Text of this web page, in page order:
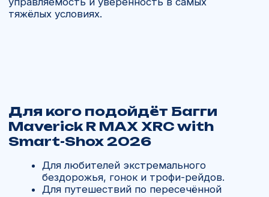
Доставляем напрямую от дилеров BRP
без посредников.